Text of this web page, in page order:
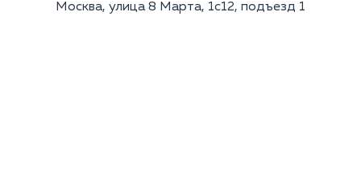
Москва, улица 8 Марта, 1с12, подъезд 1